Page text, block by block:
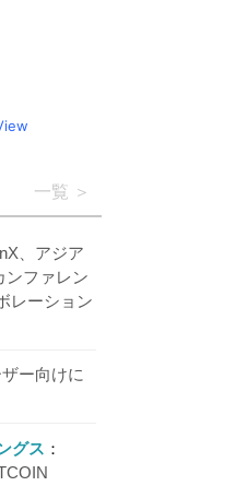
一覧
、アジア
ンファレン
レーション
ー向けに
グス